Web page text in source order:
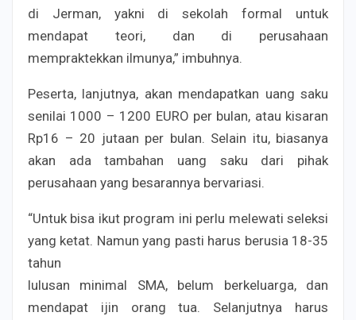
di Jerman, yakni di sekolah formal untuk
mendapat teori, dan di perusahaan
mempraktekkan ilmunya,” imbuhnya.
Peserta, lanjutnya, akan mendapatkan uang saku
senilai 1000 – 1200 EURO per bulan, atau kisaran
Rp16 – 20 jutaan per bulan. Selain itu, biasanya
akan ada tambahan uang saku dari pihak
perusahaan yang besarannya bervariasi.
“Untuk bisa ikut program ini perlu melewati seleksi
yang ketat. Namun yang pasti harus berusia 18-35
tahun
lulusan minimal SMA, belum berkeluarga, dan
mendapat ijin orang tua. Selanjutnya harus